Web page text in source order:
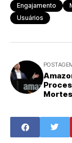
Engajamento
Usuários
Caso